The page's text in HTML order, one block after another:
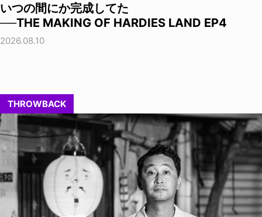
いつの間にか完成してた
──THE MAKING OF HARDIES LAND EP4
2026.08.10
THROWBACK